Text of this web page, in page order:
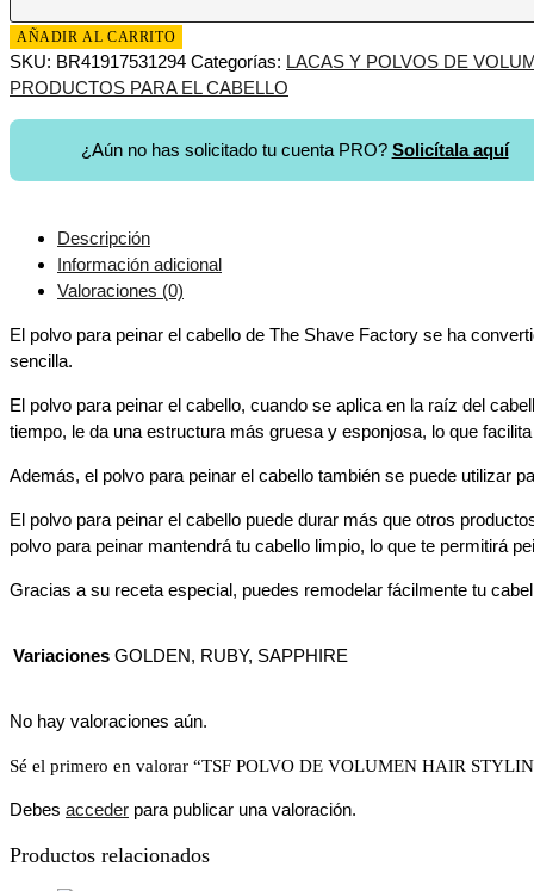
AÑADIR AL CARRITO
SKU: BR41917531294 Categorías: LACAS Y POLVOS DE
PRODUCTOS PARA EL CABELLO
¿Aún no has solicitado tu cuenta PRO? Solicítala aquí
Descripción
Información adicional
Valoraciones (0)
El polvo para peinar el cabello de The Shave Factory se ha
sencilla.
El polvo para peinar el cabello, cuando se aplica en la raíz del
tiempo, le da una estructura más gruesa y esponjosa, lo que
Además, el polvo para peinar el cabello también se puede utilizar
El polvo para peinar el cabello puede durar más que otros
polvo para peinar mantendrá tu cabello limpio, lo que te permitirá
Gracias a su receta especial, puedes remodelar fácilmente tu
Variaciones GOLDEN, RUBY, SAPPHIRE
No hay valoraciones aún.
Sé el primero en valorar “TSF POLVO DE VOLUMEN HAIR
Debes acceder para publicar una valoración.
Productos relacionados